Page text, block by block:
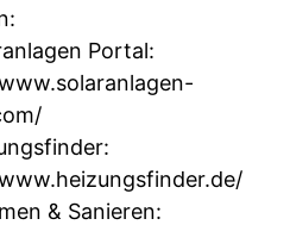
Portal:
& Sanieren: